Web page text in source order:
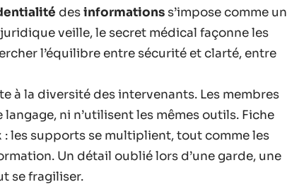
desinformations s’impose comme un
veille, le secret médical façonne les
l’équilibre entre sécurité et clarté, entre
à la diversité des intervenants. Les membres
ni n’utilisent les mêmes outils. Fiche
les supports se multiplient, tout comme les
Un détail oublié lors d’une garde, une
se fragiliser.